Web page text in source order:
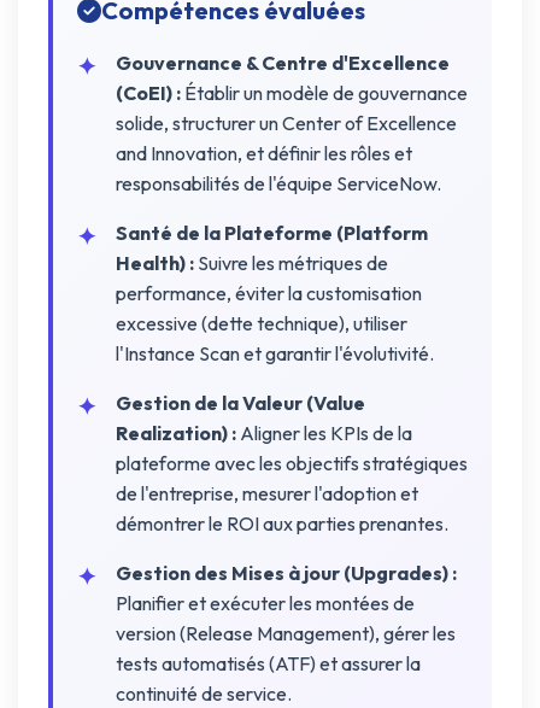
Compétences évaluées
Gouvernance & Centre d'Excellence
(CoEI) : Établir un modèle de gouvernance
solide, structurer un Center of Excellence
and Innovation, et définir les rôles et
responsabilités de l'équipe ServiceNow.
Santé de la Plateforme (Platform
Health) : Suivre les métriques de
performance, éviter la customisation
excessive (dette technique), utiliser
l'Instance Scan et garantir l'évolutivité.
Gestion de la Valeur (Value
Realization) : Aligner les KPIs de la
plateforme avec les objectifs stratégiques
de l'entreprise, mesurer l'adoption et
démontrer le ROI aux parties prenantes.
Gestion des Mises à jour (Upgrades) :
Planifier et exécuter les montées de
version (Release Management), gérer les
tests automatisés (ATF) et assurer la
continuité de service.